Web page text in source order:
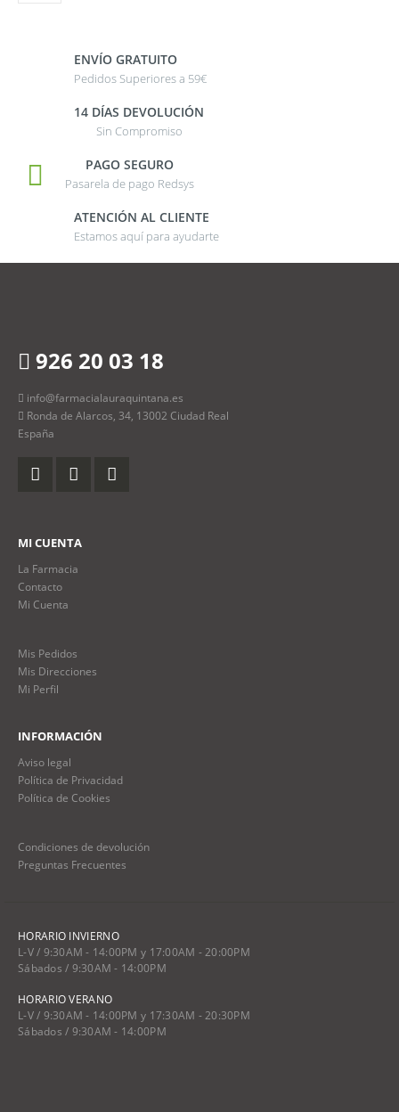
ENVÍO GRATUITO
Pedidos Superiores a 59€
14 DÍAS DEVOLUCIÓN
Sin Compromiso
PAGO SEGURO
Pasarela de pago Redsys
ATENCIÓN AL CLIENTE
Estamos aquí para ayudarte
926 20 03 18
info@farmacialauraquintana.es
Ronda de Alarcos, 34, 13002 Ciudad Real
España
MI CUENTA
La Farmacia
Contacto
Mi Cuenta
Mis Pedidos
Mis Direcciones
Mi Perfil
INFORMACIÓN
Aviso legal
Política de Privacidad
Política de Cookies
Condiciones de devolución
Preguntas Frecuentes
HORARIO INVIERNO
L-V / 9:30AM - 14:00PM y 17:00AM - 20:00PM
Sábados / 9:30AM - 14:00PM
HORARIO VERANO
L-V / 9:30AM - 14:00PM y 17:30AM - 20:30PM
Sábados / 9:30AM - 14:00PM